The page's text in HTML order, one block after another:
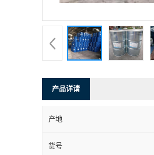
产品详请
产地
货号